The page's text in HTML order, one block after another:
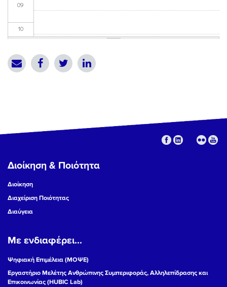
09
10
16
17
19
Διοίκηση & Ποιότητα
Διοίκηση
Διαχείριση Ποιότητας
Διαύγεια
Με ενδιαφέρει...
Ψηφιακή Επιμέλεια (ΜΟΨΕ)
Εργαστήριο Μελέτης Ανθρώπινης Συμπεριφοράς, Αλληλεπίδρασης και
Επικοινωνίας (HUBIC Lab)